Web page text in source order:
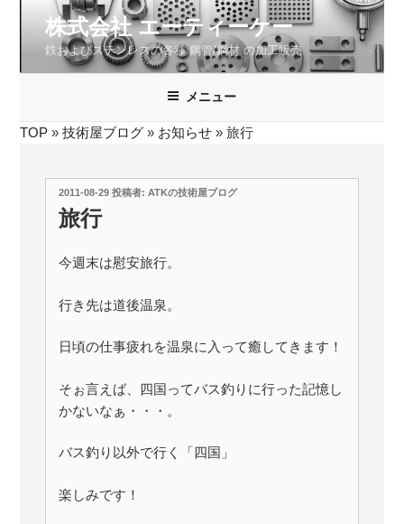
ン
ス
株式会社 エーティーケー
鉄およびステンレスの各種 鋼管/鋼材 の加工販売
メニュー
TOP » 技術屋ブログ » お知らせ » 旅行
投
稿
日:
2011-08-29投稿者: ATKの技術屋ブログ
旅行
今週末は慰安旅行。
行き先は道後温泉。
日頃の仕事疲れを温泉に入って癒してきます！
そぉ言えば、四国ってバス釣りに行った記憶し
かないなぁ・・・。
バス釣り以外で行く「四国」
楽しみです！